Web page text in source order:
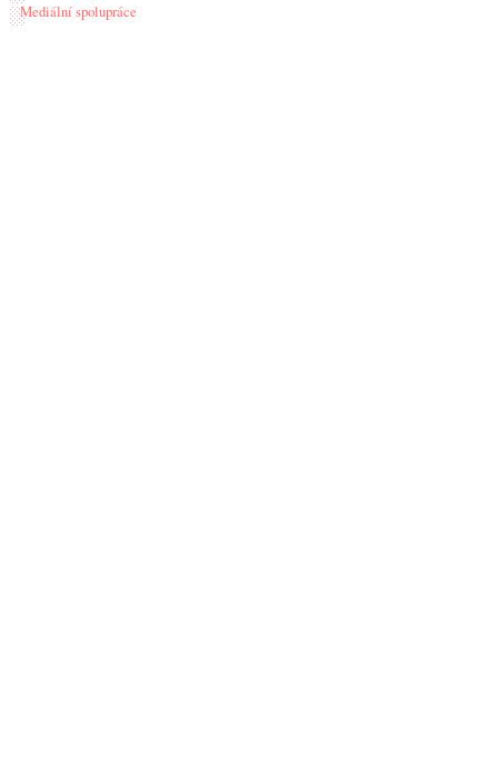
Mediální spolupráce